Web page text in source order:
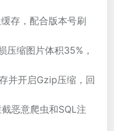
存，配合版本号刷
压缩图片体积35%，
并开启Gzip压缩，回
恶意爬虫和SQL注